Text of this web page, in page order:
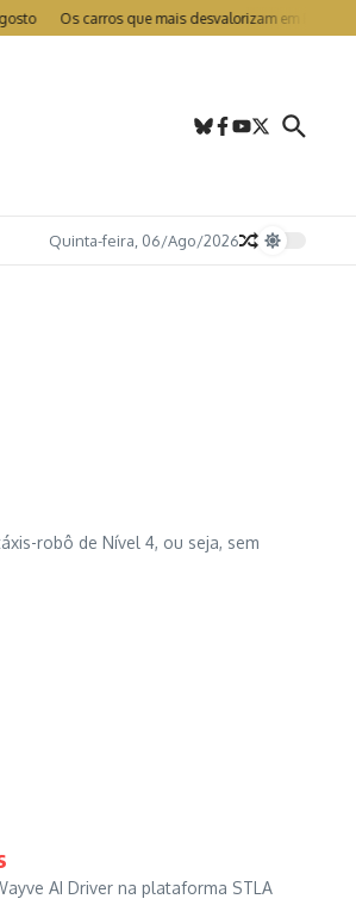
Os carros que mais desvalorizam em Portugal
Quinta-feira, 06/Ago/2026
robô de Nível 4, ou seja, sem
AI Driver na plataforma STLA